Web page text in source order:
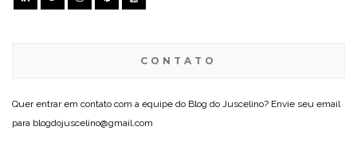
CONTATO
Quer entrar em contato com a equipe do Blog do Juscelino? Envie seu email
para blogdojuscelino@gmail.com